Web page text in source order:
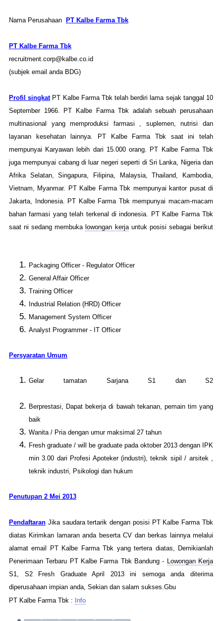
Nama Perusahaan PT Kalbe Farma Tbk
PT Kalbe Farma Tbk
recruitment.corp@kalbe.co.id
(subjek email anda BDG)
Profil singkatPT Kalbe Farma Tbk telah berdiri lama sejak tanggal 10
September 1966. PT Kalbe Farma Tbk adalah sebuah perusahaan
multinasional yang memproduksi farmasi , suplemen, nutrisi dan
layanan kesehatan lainnya. PT Kalbe Farma Tbk saat ini telah
mempunyai Karyawan lebih dari 15.000 orang. PT Kalbe Farma Tbk
juga mempunyai cabang di luar negeri seperti di Sri Lanka, Nigeria dan
Afrika Selatan, Singapura, Filipina, Malaysia, Thailand, Kambodia,
Vietnam, Myanmar. PT Kalbe Farma Tbk mempunyai kantor pusat di
Jakarta, Indonesia. PT Kalbe Farma Tbk mempunyai macam-macam
bahan farmasi yang telah terkenal di indonesia. PT Kalbe Farma Tbk
saat ni sedang membuka lowongan kerjauntuk posisi sebagai berikut
Packaging Officer - Regulator Officer
General Affair Officer
Training Officer
Industrial Relation (HRD) Officer
Management System Officer
Analyst Programmer - IT Officer
Persyaratan Umum
Gelar tamatan Sarjana S1 dan S2
Berprestasi, Dapat bekerja di bawah tekanan, pemain tim yang
baik
Wanita / Pria dengan umur maksimal 27 tahun
Fresh graduate / will be graduate pada oktober 2013 dengan IPK
min 3.00 dari Profesi Apoteker (industri), teknik sipil / arsitek ,
teknik industri, Psikologi dan hukum
Penutupan 2 Mei 2013
Pendaftaran Jika saudara tertarik dengan posisi PT Kalbe Farma Tbk
diatas Kirimkan lamaran anda beserta CV dan berkas lainnya melalui
alamat email PT Kalbe Farma Tbk yang tertera diatas, Demikianlah
Penerimaan Terbaru PT Kalbe Farma Tbk Bandung - Lowongan Kerja
S1, S2 Fresh Graduate April 2013 ini semoga anda diterima
diperusahaan impian anda, Sekian dan salam sukses.Gbu
PT Kalbe Farma Tbk :
Info